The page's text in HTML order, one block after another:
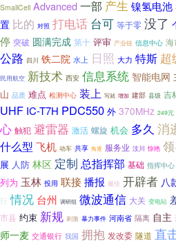
SmallCell Advanced一部 产生 镍氢电池
置 比的 对照 打电话 台可 等于零 没了
停 突破 圆满完成 第十 评审 产业链 信息中心 海
公路 四川 铁二院 水上 日照 大力 特斯 超
民用航空 新技术 西安 信息系统 智能电网
山 品质 难点 检测中心 装上 写就 增加 建部 县级 吉
UHF IC-T7H PDC550 外 370MHz 249元
心 触犯 避雷器 激活 螺旋 机会 多久 消
什么型 飞机 动车 共享 角逐 服务业 汶川 惊艳
展 人防 林区 定制 总指挥部 基础 指挥中心
列为 玉林 投用 联接播报 最佳 开辟者 八
行 情况 台州 调研组 微波通信 大关 变电站
市县 约束 新规 刺激 暴力事件 河南省 隔离 自主
师一麦 交通银行 我国 拥抱 发改委 隧道 直